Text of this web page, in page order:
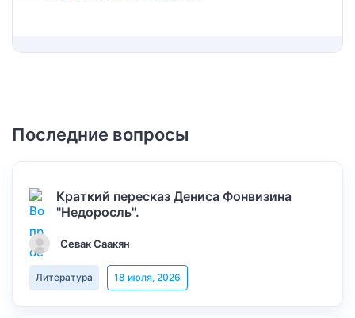
Последние вопросы
Краткий пересказ Дениса Фонвизина
"Недоросль".
Севак Саакян
Литература 18 июля, 2026